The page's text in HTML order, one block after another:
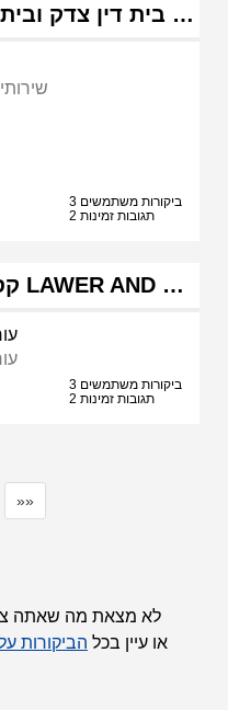
בית דין צדק ובית הוראה המרכזי בעיה"ק …
3 ביקורות משתמשים
2 תגובות זמינות
קסום שאדי עו"ד ונוטריון LAWER AND …
3 ביקורות משתמשים
2 תגובות זמינות
»»
לא מצאת מה שאתה
או עיין בכל הביקורות על